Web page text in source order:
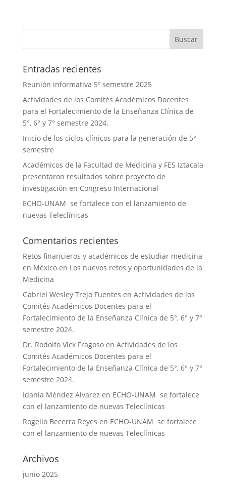
Entradas recientes
Reunión informativa 5º semestre 2025
Actividades de los Comités Académicos Docentes
para el Fortalecimiento de la Enseñanza Clínica de
5°, 6° y 7° semestre 2024.
Inicio de los ciclos clínicos para la generación de 5°
semestre
Académicos de la Facultad de Medicina y FES Iztacala
presentaron resultados sobre proyecto de
investigación en Congreso Internacional
ECHO-UNAM se fortalece con el lanzamiento de
nuevas Teleclínicas
Comentarios recientes
Retos financieros y académicos de estudiar medicina
en Méxicoen Los nuevos retos y oportunidades de la
Medicina
Gabriel Wesley Trejo Fuentes en Actividades de los
Comités Académicos Docentes para el
Fortalecimiento de la Enseñanza Clínica de 5°, 6° y 7°
semestre 2024.
Dr. Rodolfo Vick Fragosoen Actividades de los
Comités Académicos Docentes para el
Fortalecimiento de la Enseñanza Clínica de 5°, 6° y 7°
semestre 2024.
Idania Méndez Alvarez en ECHO-UNAM se fortalece
con el lanzamiento de nuevas Teleclínicas
Rogelio Becerra Reyes en ECHO-UNAM se fortalece
con el lanzamiento de nuevas Teleclínicas
Archivos
junio 2025